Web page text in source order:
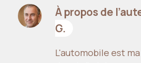
À propos de
G.
L'automobile est